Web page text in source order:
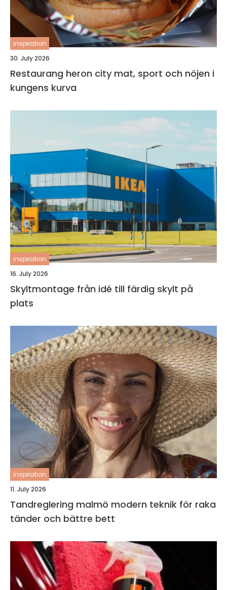
inspiration
30. July 2026
Restaurang heron city mat, sport och nöjen i
kungens kurva
inspiration
16. July 2026
Skyltmontage från idé till färdig skylt på
plats
inspiration
11. July 2026
Tandreglering malmö modern teknik för raka
tänder och bättre bett